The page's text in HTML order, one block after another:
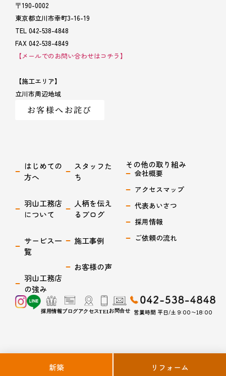
〒190-0002
東京都立川市幸町3-16-19
TEL 042-538-4848
FAX 042-538-4849
【メールでのお問い合わせはコチラ】
【施工エリア】
立川市周辺地域
お客様へお詫び
営業時間 平日/土 9:00〜18:00
はじめての
方へ
羽山工務店
について
サービス一
覧
羽山工務店
の強み
スタッフた
ち
人柄を伝え
るブログ
施工事例
お客様の声
その他の取り組み
会社概要
アクセスマップ
代表あいさつ
採用情報
ご依頼の流れ
話し合いができる工務店を見つけたいと願っている人たちのために、 ずっとwin-winの関係で、心に
新築 リフォーム